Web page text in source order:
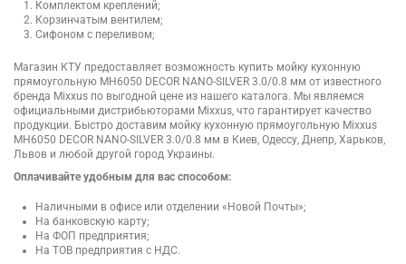
Комплектом креплений;
Корзинчатым вентилем;
Сифоном с переливом;
Магазин КТУ предоставляет возможность купить мойку кухонную
прямоугольную MH6050 DECOR NANO-SILVER 3.0/0.8 мм от известного
бренда Mixxus по выгодной цене из нашего каталога. Мы являемся
официальными дистрибьюторами Mixxus, что гарантирует качество
продукции. Быстро доставим мойку кухонную прямоугольную Mixxus
MH6050 DECOR NANO-SILVER 3.0/0.8 мм в Киев, Одессу, Днепр, Харьков,
Львов и любой другой город Украины.
Оплачивайте удобным для вас способом:
Наличными в офисе или отделении «Новой Почты»;
На банковскую карту;
На ФОП предприятия;
На ТОВ предприятия с НДС.